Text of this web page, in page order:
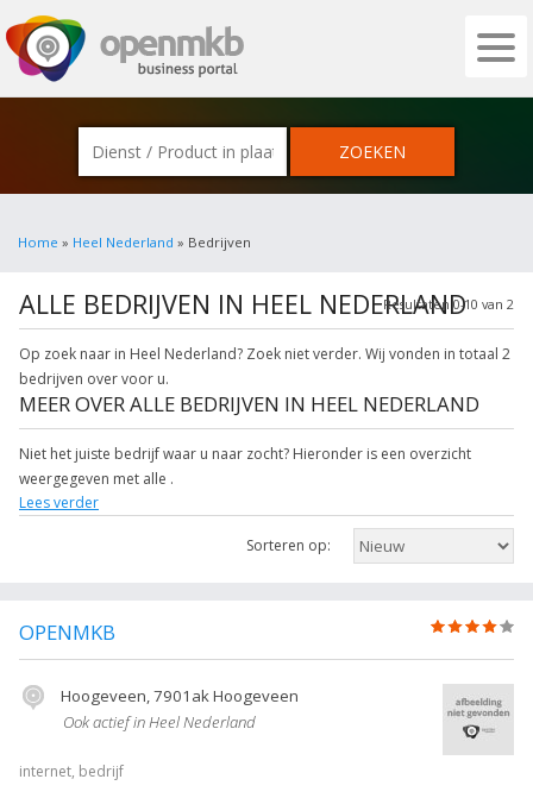
OPENMKB - DE ZAKELIJKE PORTAL
Home » Heel Nederland » Bedrijven
Resultaten 0-10 van 2
ALLE BEDRIJVEN IN HEEL NEDERLAND
Op zoek naar in Heel Nederland? Zoek niet verder. Wij vonden in totaal 2
bedrijven over voor u.
MEER OVER ALLE BEDRIJVEN IN HEEL NEDERLAND
Niet het juiste bedrijf waar u naar zocht? Hieronder is een overzicht
weergegeven met alle .
Klik op een bedrijf heel nederland in onderstaande lijst voor meer
informatie of voor de contactgegevens van de onderneming. Het
Lees verder
Sorteren op:
OPENMKB
Hoogeveen, 7901ak Hoogeveen
Ook actief in Heel Nederland
internet, bedrijf